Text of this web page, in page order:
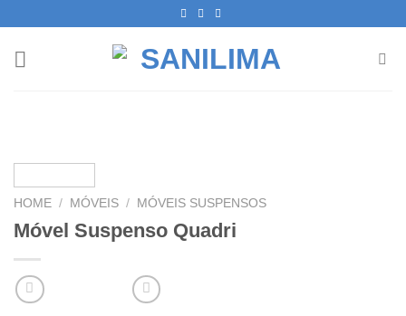
content
HOME / MÓVEIS / MÓVEIS SUSPENSOS
Móvel Suspenso Quadri